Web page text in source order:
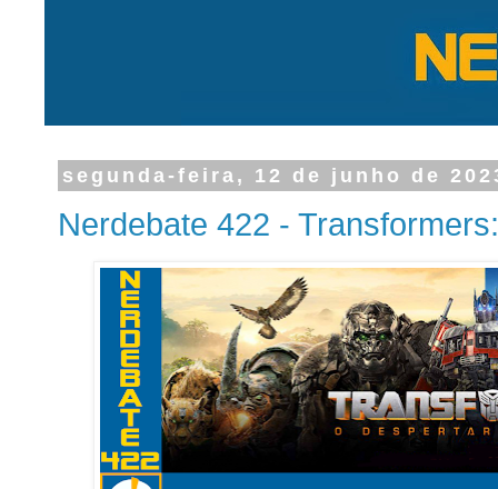
segunda-feira, 12 de junho de
Nerdebate 422 -